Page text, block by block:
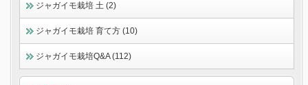
ジャガイモ栽培 土 (2)
ジャガイモ栽培 育て方 (10)
ジャガイモ栽培Q&A (112)